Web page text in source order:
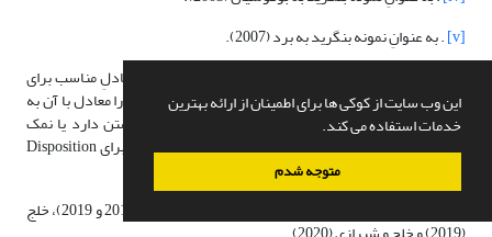
این وب سایت از کوکی ها برای اطمینان از ارائه بهترین
خدمات استفاده می کند.
متوجه شدم
[v] . به عنوانِ نمونه بنگرید به برد (2007).
. یکی از چالش‌های بحثِ حاضر در زبانِ فارسی یافتنِ معادلِ مناسب برای
Disposition است. برخی واژه‌هایی همچون استعداد یا تمایل را معادل با آن به
کار برده‌اند. اما عجیب است بگوییم شیشه استعدادِ شکستن دارد یا نمک
تمایل به حل شدن دارد. با این حساب من معادلِ قابلیت را برای Disposition
. مثلاً بنگرید به کرباسی‌زاده و یغمایی (2010)، وحید (2016 و 2019)، خلج